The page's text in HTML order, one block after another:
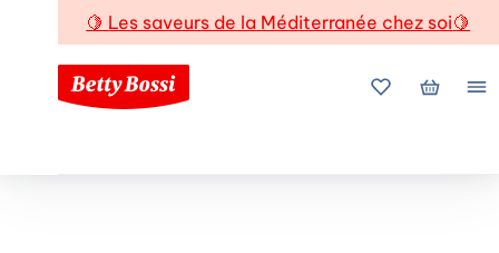
🍋 Les saveurs de la Méditerranée chez soi🍋
Mes favoris
Mon